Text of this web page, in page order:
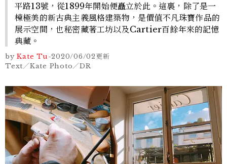
平路13號，從1899年開始便矗立於此。這裏，除了是一
棟極美的新古典主義風格建築物，是價值不凡珠寶作品的
展示空間，也秘密藏著工坊以及Cartier百餘年來的記憶
典藏。
by Kate Tu-2020/06/02更新
Text／Kate Photo／DR